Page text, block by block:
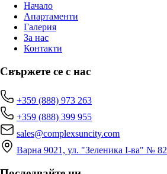
Начало
Апартаменти
Галерия
За нас
Контакти
Свържете се с нас
+359 (888) 973 263
+359 (888) 399 955
sales@complexsuncity.com
Варна 9021, ул. "Зеленика I-ва" № 82